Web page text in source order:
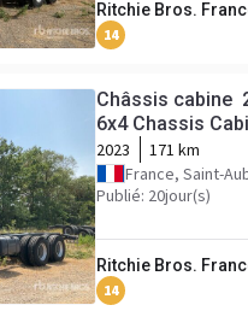
Ritchie Bros.
14
Châssis cabine
6x4 Chassis
2023
171 km
France, Saint-
Publié: 20jour(s)
Ritchie Bros.
14